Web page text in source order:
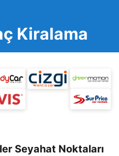
Kiralama
Seyahat Noktaları